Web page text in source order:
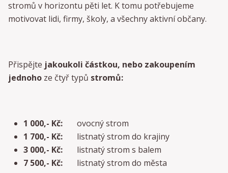
stromů v horizontu pěti let. K tomu potřebujeme
motivovat lidi, firmy, školy, a všechny aktivní občany.
Přispějte jakoukoli částkou, nebo zakoupením
jednoho ze čtyř typů stromů:
1 000,- Kč: ovocný strom
1 700,- Kč: listnatý strom do krajiny
3 000,- Kč: listnatý strom s balem
7 500,- Kč: listnatý strom do města